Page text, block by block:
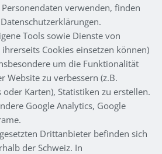
verwenden, finden
Tools sowie Dienste von
Cookies einsetzen können)
um die Funktionalität
Website zu verbessern (z.B.
Karten), Statistiken zu erstellen.
Google Analytics, Google
Drittanbieter befinden sich
der Schweiz. In